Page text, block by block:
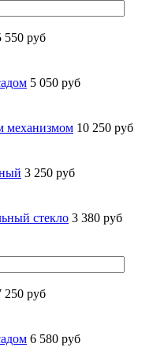
550 руб
5 050 руб
механизмом 10 250 руб
3 250 руб
стекло 3 380 руб
250 руб
6 580 руб